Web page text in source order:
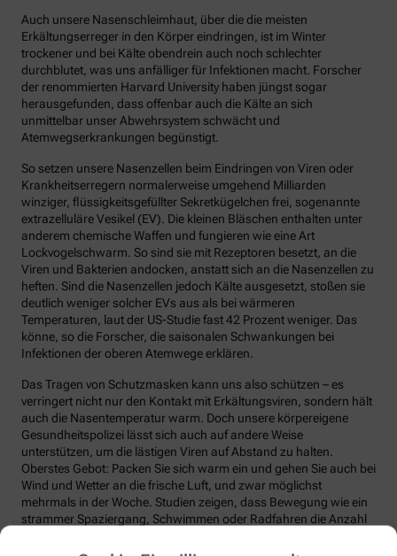
Auch unsere Nasenschleimhaut, über die die meisten
Erkältungserreger in den Körper eindringen, ist im Winter
trockener und bei Kälte obendrein auch noch schlechter
durchblutet, was uns anfälliger für Infektionen macht. Forscher
der renommierten Harvard University haben jüngst sogar
herausgefunden, dass offenbar auch die Kälte an sich
unmittelbar unser Abwehrsystem schwächt und
Atemwegserkrankungen begünstigt.
So setzen unsere Nasenzellen beim Eindringen von Viren oder
Krankheitserregern normalerweise umgehend Milliarden
winziger, flüssigkeitsgefüllter Sekretkügelchen frei, sogenannte
extrazelluläre Vesikel (EV). Die kleinen Bläschen enthalten unter
anderem chemische Waffen und fungieren wie eine Art
Lockvogelschwarm. So sind sie mit Rezeptoren besetzt, an die
Viren und Bakterien andocken, anstatt sich an die Nasenzellen zu
heften. Sind die Nasenzellen jedoch Kälte ausgesetzt, stoßen sie
deutlich weniger solcher EVs aus als bei wärmeren
Temperaturen, laut der US-Studie fast 42 Prozent weniger. Das
könne, so die Forscher, die saisonalen Schwankungen bei
Infektionen der oberen Atemwege erklären.
Das Tragen von Schutzmasken kann uns also schützen – es
verringert nicht nur den Kontakt mit Erkältungsviren, sondern hält
auch die Nasentemperatur warm. Doch unsere körpereigene
Gesundheitspolizei lässt sich auch auf andere Weise
unterstützen, um die lästigen Viren auf Abstand zu halten.
Oberstes Gebot: Packen Sie sich warm ein und gehen Sie auch bei
Wind und Wetter an die frische Luft, und zwar möglichst
mehrmals in der Woche. Studien zeigen, dass Bewegung wie ein
strammer Spaziergang, Schwimmen oder Radfahren die Anzahl
Regelmäßige Bewegung sorgt auch dafür, dass Fremdstoffe über